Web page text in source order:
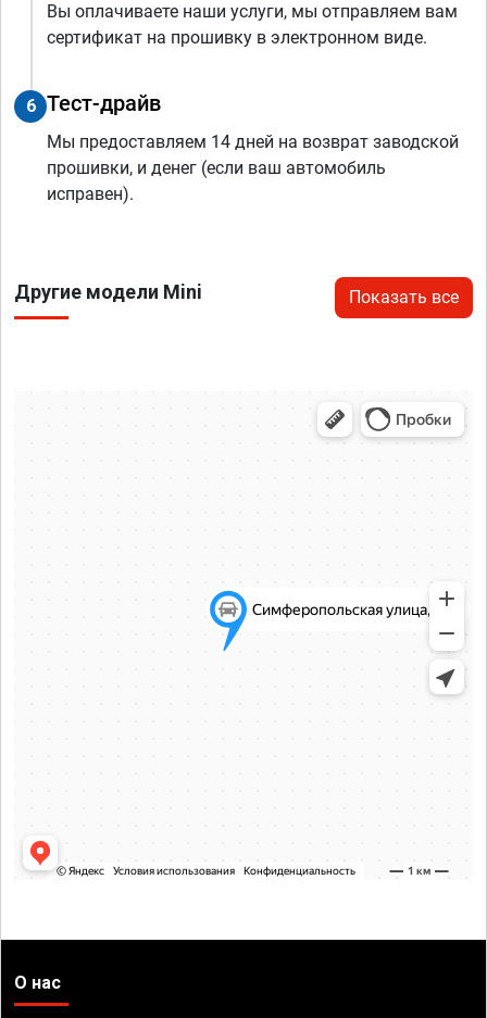
Вы оплачиваете наши услуги, мы отправляем вам
сертификат на прошивку в электронном виде.
6 Тест-драйв
Мы предоставляем 14 дней на возврат заводской
прошивки, и денег (если ваш автомобиль
исправен).
Другие модели Mini Показать все
О нас